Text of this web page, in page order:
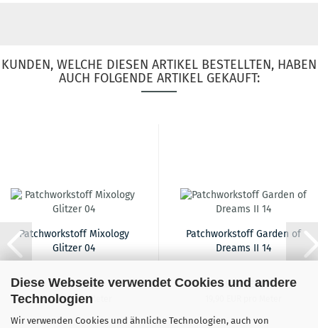
Diese Webseite verwendet Cookies und andere
Technologien
Wir verwenden Cookies und ähnliche Technologien, auch von
KUNDEN, WELCHE DIESEN ARTIKEL BESTELLTEN, HABEN
AUCH FOLGENDE ARTIKEL GEKAUFT:
Patchworkstoff Mixology
Glitzer 04
16,90 EUR
16,90 EUR pro Meter
Patchworkstoff Garden of
Dreams II 14
19,90 EUR